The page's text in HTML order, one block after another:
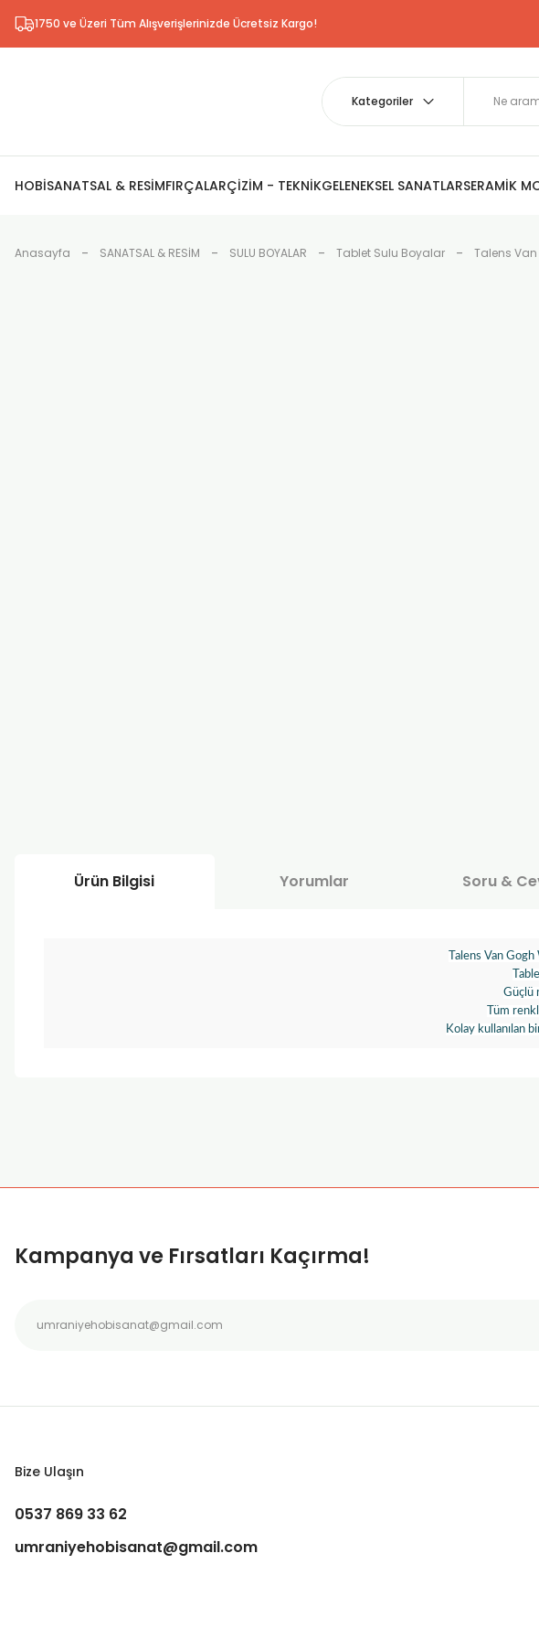
1750 ve Üzeri Tüm Alışverişlerinizde Ücretsiz Kargo!
HOBİSANATSAL & RESİMFIRÇALARÇİZİM - TEKNİKGELENEKSEL SANATLARSERAMİK
Anasayfa SANATSAL & RESİM SULU BOYALAR Tablet Sulu Boyalar Talens
Ürün Bilgisi Yorumlar Soru &
Talens Van
Güçlü
Tüm
Kolay kullanılan
Ürün fiyatı diğer sitelerden daha pahalı.
Kampanya ve Fırsatları Kaçırma!
Bize Ulaşın
0537 869 33 62
umraniyehobisanat@gmail.com